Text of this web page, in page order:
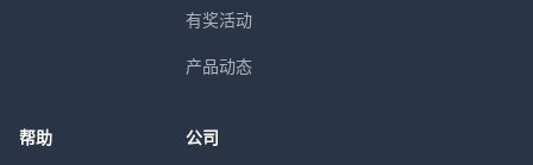
有奖活动
产品动态
帮助 公司